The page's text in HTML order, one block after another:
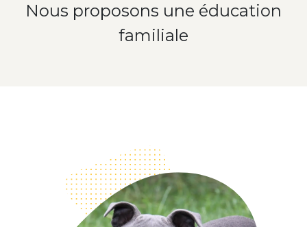
Nous proposons une éducation
familiale